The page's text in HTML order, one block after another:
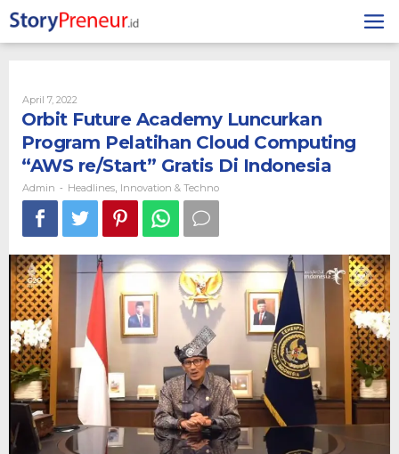
to
content
April 7, 2022
Admin
Orbit Future Academy Luncurkan
Program Pelatihan Cloud Computing
“AWS re/Start” Gratis Di Indonesia
Admin - Headlines Innovation & Techno